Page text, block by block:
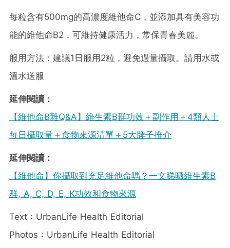
每粒含有500mg的高濃度維他命C，並添加具有美容功
能的維他命B2，可維持健康活力，常保青春美麗。
服用方法：建議1日服用2粒，避免過量攝取。請用水或
溫水送服
延伸閱讀：
【維他命B雜Q&A】維生素B群功效＋副作用＋4類人士
每日攝取量＋食物來源清單＋5大牌子推介
延伸閱讀：
【維他命】你攝取到充足維他命嗎？一文睇晒維生素B
群, A, C, D, E, K功效和食物來源
Text : UrbanLife Health Editorial
Photos : UrbanLife Health Editorial